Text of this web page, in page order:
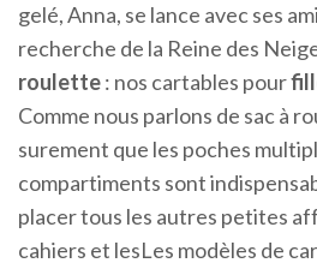
gelé, Anna, se lance avec ses
recherche de la Reine des
roulette: nos cartables pour
Comme nous parlons de sac à
surement que les poches
compartiments sont
placer tous les autres petites
cahiers et lesLes modèles de